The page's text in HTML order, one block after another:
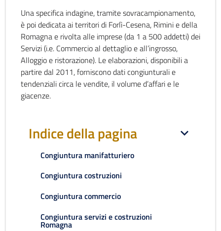
Una specifica indagine, tramite sovracampionamento,
è poi dedicata ai territori di Forlì-Cesena, Rimini e della
Romagna e rivolta alle imprese (da 1 a 500 addetti) dei
Servizi (i.e. Commercio al dettaglio e all’ingrosso,
Alloggio e ristorazione). Le elaborazioni, disponibili a
partire dal 2011, forniscono dati congiunturali e
tendenziali circa le vendite, il volume d’affari e le
giacenze.
Indice della pagina
Congiuntura manifatturiero
Congiuntura costruzioni
Congiuntura commercio
Congiuntura servizi e costruzioni
Romagna